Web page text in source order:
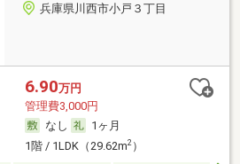
兵庫県川西市小戸３丁目
6.90万円
管理費3,000円
なし
1ヶ月
1階 / 1LDK（29.62m2）